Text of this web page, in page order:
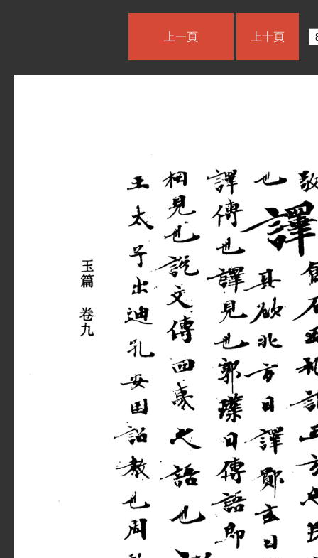
上一頁 上十頁